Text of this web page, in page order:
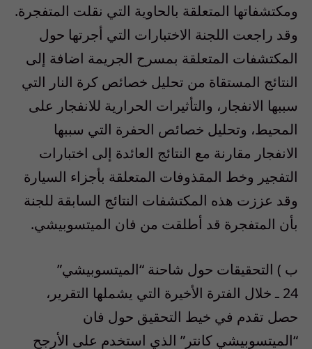
ومكتشفاتها المتعلقة بالحاوية التي نقلت المتفجرة.
وقد راجعت اللجنة الاختبارات التي أجرتها حول
المكتشفات المتعلقة بمسرح الجريمة اضافة إلى
النتائج المستقاة من تحليل خصائص كرة النار التي
سببها الانفجار، والتأثيرات الحرارية للانفجار على
المحيط، وتحليل خصائص الحفرة التي سببها
الانفجار مقارنة مع النتائج العائدة إلى اختبارات
التفجير وخط المقذوفات المتعلقة بأجزاء السيارة
وقد عززت هذه المكتشفات النتائج السابقة للجنة
بأن المتفجرة قد أطلقت من فان الميتسوبيشي.
ب ) التحقيقات حول شاحنة “الميتسوبيشي”
24 ـ خلال الفترة الأخيرة التي يشملها التقرير،
حصل تقدم في خيط التحقيق حول فان
“الميتسوبيشي كانتر” الذي استخدم على الأرجح